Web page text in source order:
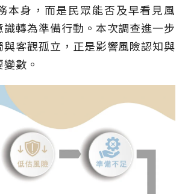
本身，而是民眾能否及早看見風
轉為準備行動。本次調查進一步
客觀孤立，正是影響風險認知與
數。